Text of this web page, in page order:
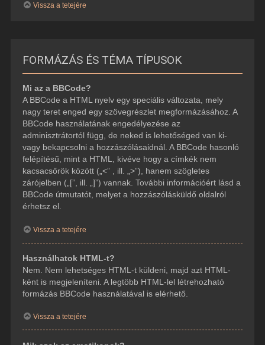
Vissza a tetejére
FORMÁZÁS ÉS TÉMA TÍPUSOK
Mi az a BBCode?
A BBCode a HTML nyelv egy speciális változata, mely
nagy teret enged egy szövegrészlet megformázásához. A
BBCode használatának engedélyezése az
adminisztrátortól függ, de neked is lehetőséged van ki-
vagy bekapcsolni a hozzászólásaidnál. A BBCode hasonló
felépítésű, mint a HTML, kivéve hogy a címkék nem
kacsacsőrök között („<” , ill. „>”), hanem szögletes
zárójelben („[”, ill. „]”) vannak. További információért lásd a
BBCode útmutatót, melyet a hozzászólásküldő oldalról
érhetsz el.
Vissza a tetejére
Használhatok HTML-t?
Nem. Nem lehetséges HTML-t küldeni, majd azt HTML-
ként is megjeleníteni. A legtöbb HTML-lel létrehozható
formázás BBCode használatával is elérhető.
Vissza a tetejére